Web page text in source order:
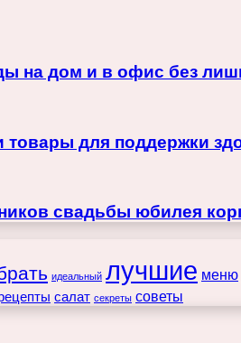
на дом и в офис без
для поддержки
свадьбы юбилея
идеальный лучшие меню
салат секреты советы